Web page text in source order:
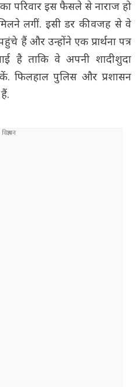
परिवार इस फैसले से नाराज हो
लगीं. इसी डर की वजह से वे
हैं और उन्होंने एक प्रार्थना पत्र
है ताकि वे अपनी शादीशुदा
फिलहाल पुलिस और प्रशासन